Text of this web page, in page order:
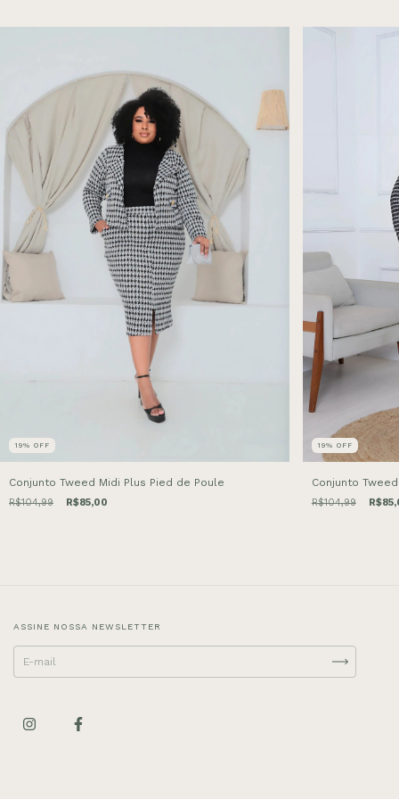
19% OFF
Conjunto Tweed Midi Plus Pied de Poule
R$104,99 R$85,00
19% OFF
Conjunto
R$104,99
ASSINE NOSSA NEWSLETTER